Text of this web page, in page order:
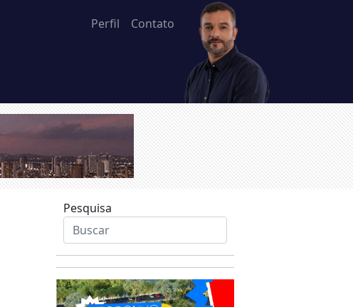
Perfil Contato
Pesquisa